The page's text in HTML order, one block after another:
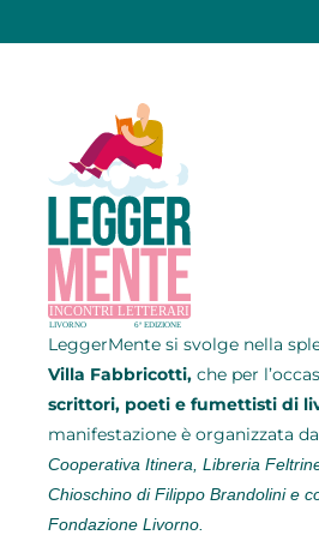
LeggerMente si svolge nella
Villa Fabbricotti, che per
scrittori, poeti e fumettisti di
manifestazione è organizzata da
Cooperativa Itinera, Libreria
Chioschino di Filippo Brandolini e
Fondazione Livorno.